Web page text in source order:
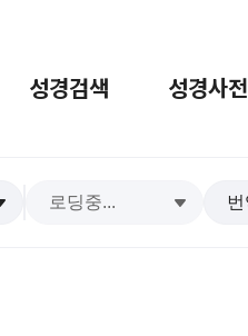
성경검색 성경사전